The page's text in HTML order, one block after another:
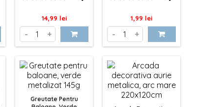
Pret
14,99 lei
- +
Pret
1,99 lei
- +
Greutate Pentru